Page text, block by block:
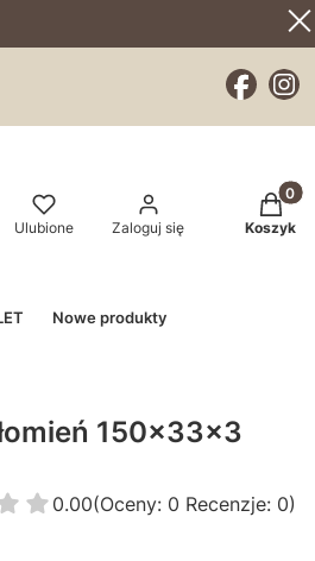
Ulubione Zaloguj się Koszyk
Nowe produkty
150x33x3
0.00(Oceny: 0 Recenzje: 0)